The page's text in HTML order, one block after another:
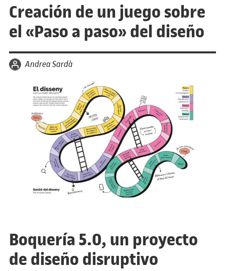
Creación de un juego sobre
el «Paso a paso» del diseño
por Andrea Sardà
Boquería 5.0, un proyecto
de diseño disruptivo